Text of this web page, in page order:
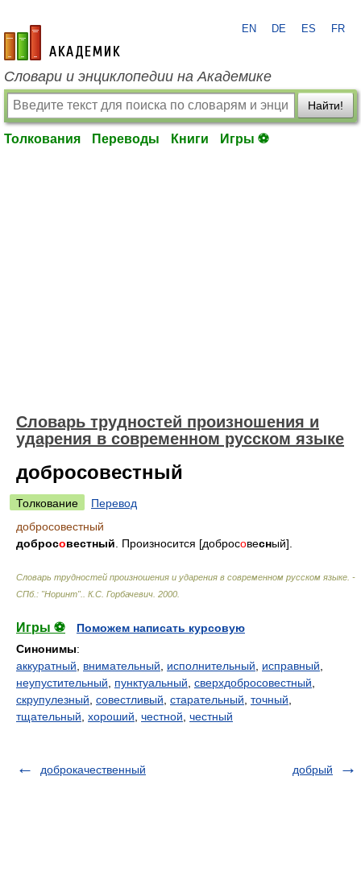
academic.ru
EN DE ES FR
Словари и энциклопедии на Академике
Найти!
Толкования Переводы Книги Игры ⚽
Словарь трудностей произношения и
ударения в современном русском языке
добросовестный
Толкование
Перевод
добросовестный
добросовестный . Произносится [добросовесный].
Словарь трудностей произношения и ударения в современном русском языке. -
СПб.: "Норинт".
К.С. Горбачевич 2000
Игры ⚽
Поможем написать курсовую
Синонимы:
аккуратный
внимательный исполнительный исправный
неупустительный
пунктуальный сверхдобросовестный
скрупулезный совестливый старательный точный
тщательный хороший честной честный
доброкачественный добрый